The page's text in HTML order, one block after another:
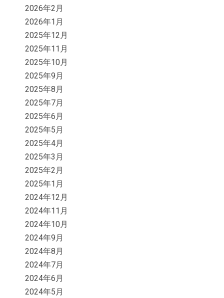
2026年2月
2026年1月
2025年12月
2025年11月
2025年10月
2025年9月
2025年8月
2025年7月
2025年6月
2025年5月
2025年4月
2025年3月
2025年2月
2025年1月
2024年12月
2024年11月
2024年10月
2024年9月
2024年8月
2024年7月
2024年6月
2024年5月